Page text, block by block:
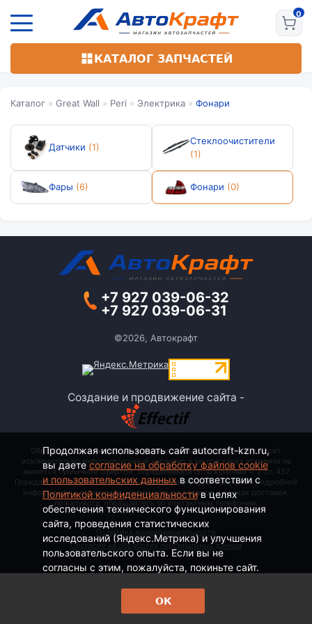
основному
КАТАЛОГ ЗАПЧАСТЕЙ
Каталог » Great Wall » Peri » Электрика » Фонари
Датчики (1)
Стеклоочистители
(1)
Фары (6) Фонари (0)
+7 927 039-06-32
+7 927 039-06-31
©2026, Автокрафт
Создание и продвижение сайта -
Обращаем Ваше внимание на то, что данный интернет-сайт носит
исключительно информационный характер и ни при каких условиях не
является публичной офертой, определяемой положениями ч. 2 ст. 437
Гражданского кодекса Российской Федерации. Для получения подробной
информации о стоимости, наименовании товаров и сроках доставки,
пожалуйста, обращайтесь по контактным телефонам.
Политика конфиденциальности
Согласие на обработку персональных данных
Продолжая использовать сайт autocraft-kzn.ru,
вы даетесогласие на обработку файлов cookie
и пользовательских данныхв соответствии с
Политикой конфиденциальностив целях
обеспечения технического функционирования
сайта, проведения статистических
исследований (Яндекс.Метрика) и улучшения
пользовательского опыта. Если вы не
согласны с этим, пожалуйста, покиньте сайт.
ОК